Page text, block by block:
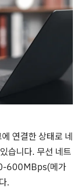
연결한 상태로 네
습니다. 무선 네트
600MBps(메가
.